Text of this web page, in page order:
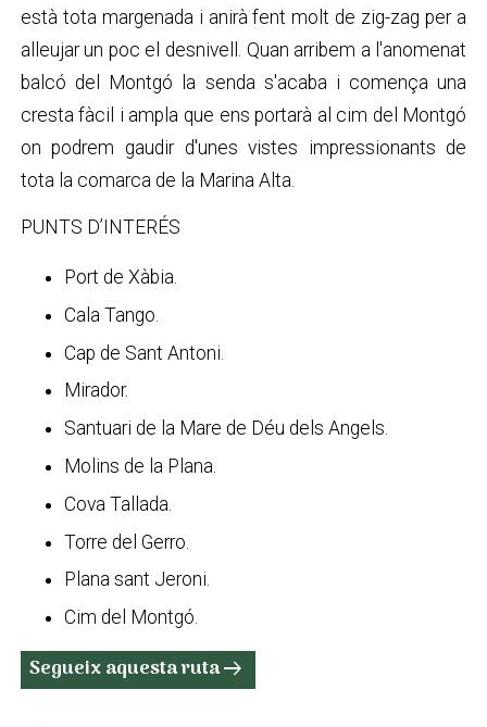
està tota margenada i anirà fent molt de zig-zag per a
alleujar un poc el desnivell. Quan arribem a l'anomenat
balcó del Montgó la senda s'acaba i comença una
cresta fàcil i ampla que ens portarà al cim del Montgó
on podrem gaudir d'unes vistes impressionants de
tota la comarca de la Marina Alta.
PUNTS D’INTERÉS
Port de Xàbia.
Cala Tango.
Cap de Sant Antoni.
Mirador.
Santuari de la Mare de Déu dels Angels.
Molins de la Plana.
Cova Tallada.
Torre del Gerro.
Plana sant Jeroni.
Cim del Montgó.
Segueix aquesta rutaarrow_right_alt